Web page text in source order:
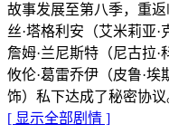
故事发展至第八季，重返
丝·塔格利安（艾米莉亚·
詹姆·兰尼斯特（尼古拉·
攸伦·葛雷乔伊（皮鲁·埃
饰）私下达成了秘密协议
[ 显示全部剧情 ]